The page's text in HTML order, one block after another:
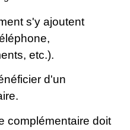
s'y ajoutent
etc.).
d'un
complémentaire doit